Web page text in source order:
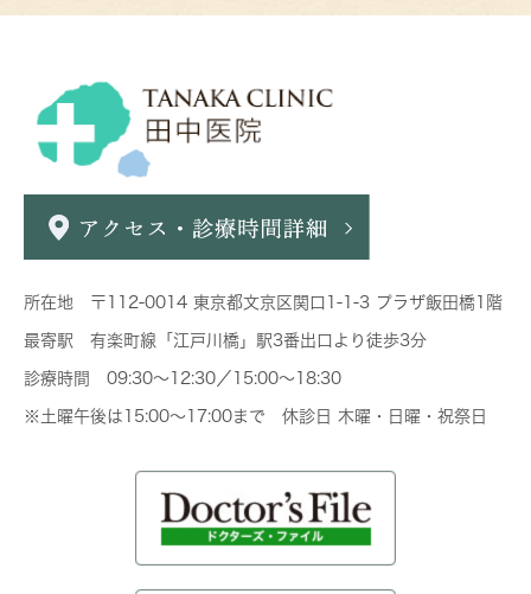
所在地 〒112-0014 東京都文京区関口1-1-3 プラザ飯田橋1階
最寄駅 有楽町線「江戸川橋」駅3番出口より徒歩3分
診療時間 09:30～12:30／15:00～18:30
※土曜午後は15:00～17:00まで 休診日 木曜・日曜・祝祭日